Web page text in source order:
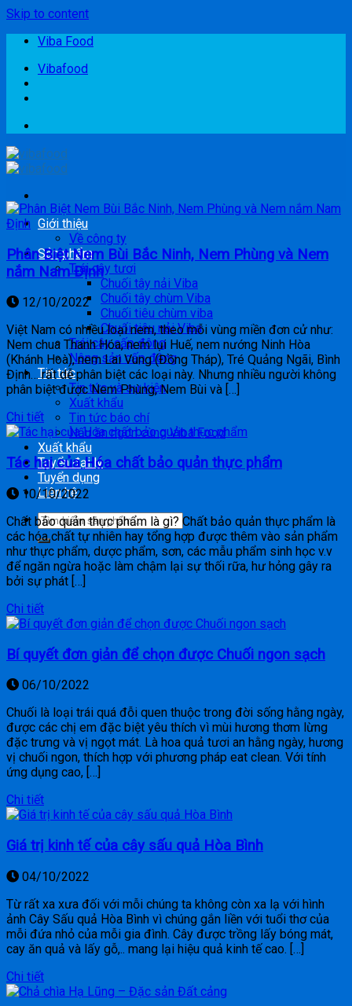
Skip to content
Viba Food
Vibafood
Giới thiệu
Về công ty
Sản phẩm
Trái cây tươi
Chuối tây nải Viba
Chuối tây chùm Viba
Chuối tiêu chùm viba
Chuối tiêu nải Viba
Trái cây cấp đông
Nông sản cấp đông
Tin tức
Tin tức và sự kiện
Xuất khẩu
Tin tức báo chí
Nấu ăn ngon cùng Viba Food
Xuất khẩu
Tuyển đại lý
Tuyển dụng
Liên hệ
Phân Biệt Nem Bùi Bắc Ninh, Nem Phùng và Nem
nắm Nam Định
12/10/2022
Việt Nam có nhiều loại nem, theo mỗi vùng miền đơn cử như:
Nem chua Thanh Hóa, nem lụi Huế, nem nướng Ninh Hòa
(Khánh Hoà), nem Lai Vung (Đồng Tháp), Tré Quảng Ngãi, Bình
Định… rất dễ phân biệt các loại này. Nhưng nhiều người không
phân biệt được Nem Phùng, Nem Bùi và […]
Chi tiết
Tác hại của Hóa chất bảo quản thực phẩm
10/10/2022
Chất bảo quản thực phẩm là gì? Chất bảo quản thực phẩm là
các hóa chất tự nhiên hay tổng hợp được thêm vào sản phẩm
như thực phẩm, dược phẩm, sơn, các mẫu phẩm sinh học v.v
để ngăn ngừa hoặc làm chậm lại sự thối rữa, hư hỏng gây ra
bởi sự phát […]
Chi tiết
Bí quyết đơn giản để chọn được Chuối ngon sạch
06/10/2022
Chuối là loại trái quá đỗi quen thuộc trong đời sống hằng ngày,
được các chị em đặc biệt yêu thích vì mùi hương thơm lừng
đặc trưng và vị ngọt mát. Là hoa quả tươi an hằng ngày, hương
vị chuối ngon, thích hợp với phương pháp eat clean. Với tính
ứng dụng cao, […]
Chi tiết
Giá trị kinh tế của cây sấu quả Hòa Bình
04/10/2022
Từ rất xa xưa đối với mỗi chúng ta không còn xa lạ với hình
ảnh Cây Sấu quả Hòa Bình vì chúng gắn liền với tuổi thơ của
mỗi đứa nhỏ của mỗi gia đình. Cây được trồng lấy bóng mát,
cay ăn quả và lấy gỗ,.. mang lại hiệu quả kinh tế cao. […]
Chi tiết